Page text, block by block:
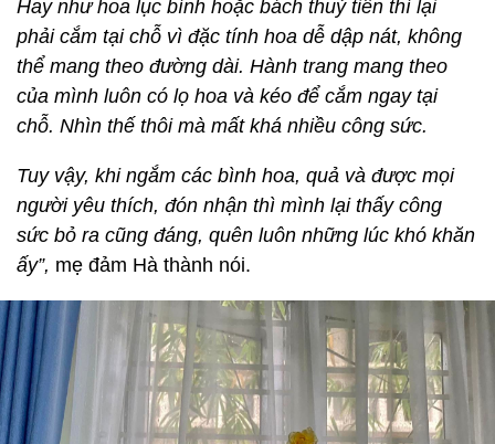
như vậy phải giữ cho tươi thêm quãng thời gian đó.
Vậy mà về đến Hà Nội không rụng quả nào, vẫn
tươi nguyên cả tuần sau.
Hay như hoa lục bình hoặc bách thuỷ tiên thì lại
thể mang theo đường dài. Hành trang mang theo
của mình luôn có lọ hoa và kéo để cắm ngay tại
chỗ. Nhìn thế thôi mà mất khá nhiều công sức.
người yêu thích, đón nhận thì mình lại thấy công
sức bỏ ra cũng đáng, quên luôn những lúc khó khăn
ấy”,
mẹ đảm Hà thành nói.